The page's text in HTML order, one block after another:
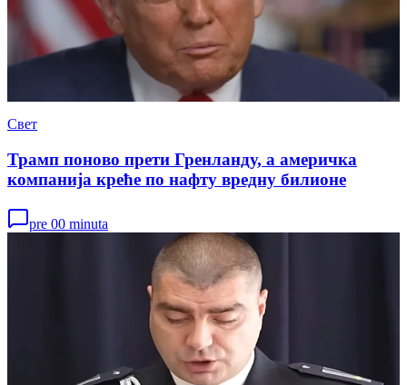
Свет
Трамп поново прети Гренланду, а америчка
компанија креће по нафту вредну билионе
pre 00 minuta